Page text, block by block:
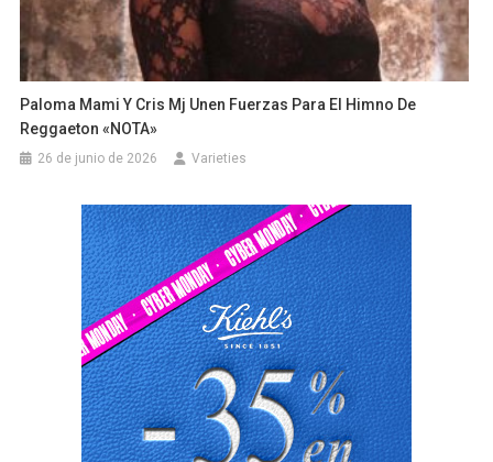
Paloma Mami Y Cris Mj Unen Fuerzas Para El Himno De
Reggaeton «NOTA»
26 de junio de 2026 Varieties